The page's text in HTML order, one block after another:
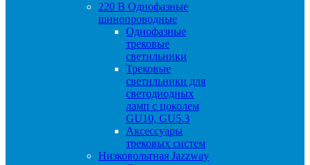
220 B Однофазные
шинопроводные
Однофазные
трековые
светильники
Трековые
светильники для
светодиодных
ламп с цоколем
GU10, GU5.3
Аксессуары
трековых систем
Низковольтная Jazzway